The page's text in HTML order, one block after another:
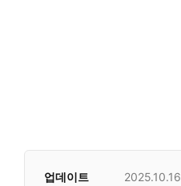
업데이트 2025.10.16